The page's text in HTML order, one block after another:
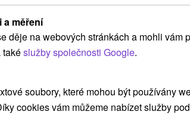
a měření
děje na webových stránkách a mohli vám
takéslužby společnosti Google.
soubory, které mohou být používány
cookies vám můžeme nabízet služby